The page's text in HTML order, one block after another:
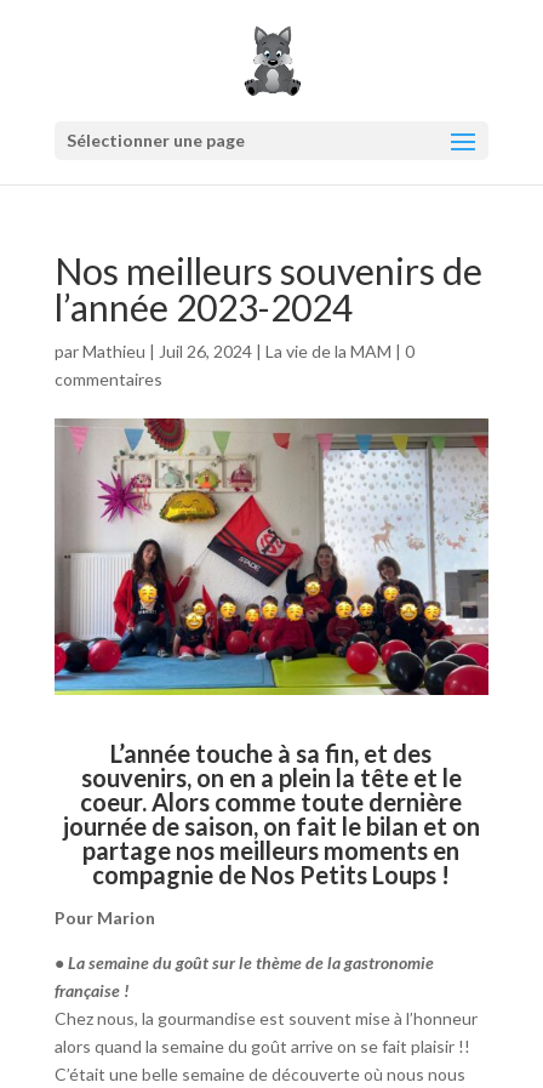
Sélectionner une page
Nos meilleurs souvenirs de
l’année 2023-2024
parMathieu | Juil 26, 2024| La vie de la MAM | 0
commentaires
L’année touche à sa fin, et des
souvenirs, on en a plein la tête et le
coeur. Alors comme toute dernière
journée de saison, on fait le bilan et on
partage nos meilleurs moments en
compagnie de Nos Petits Loups !
Pour Marion
•⁠ ⁠La semaine du goût sur le thème de la gastronomie
française !
Chez nous, la gourmandise est souvent mise à l’honneur
alors quand la semaine du goût arrive on se fait plaisir !!
C’était une belle semaine de découverte où nous nous